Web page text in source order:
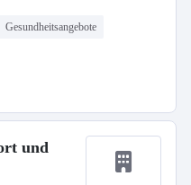
Gesundheitsangebote
und